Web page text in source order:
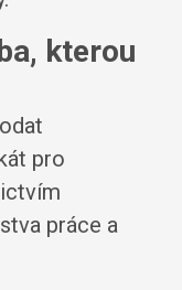
kterou
pro
práce a